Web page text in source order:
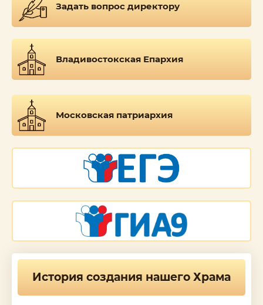
Задать вопрос директору
Владивостокская Епархия
Московская патриархия
История создания нашего Храма